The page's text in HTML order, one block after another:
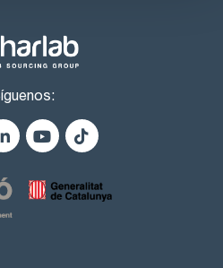
seleccionado confiere a
Hellma® una excelente
resultados de medición
seguro y cómodo.
de astillamiento.